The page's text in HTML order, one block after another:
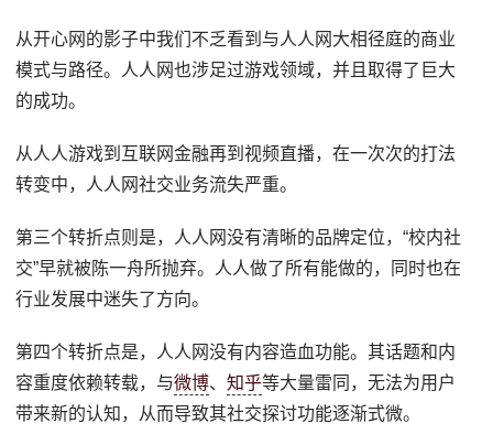
从开心网的影子中我们不乏看到与人人网大相径庭的商业
模式与路径。人人网也涉足过游戏领域，并且取得了巨大
的成功。
从人人游戏到互联网金融再到视频直播，在一次次的打法
转变中，人人网社交业务流失严重。
第三个转折点则是，人人网没有清晰的品牌定位，“校内社
交”早就被陈一舟所抛弃。人人做了所有能做的，同时也在
行业发展中迷失了方向。
第四个转折点是，人人网没有内容造血功能。其话题和内
容重度依赖转载，与微博、知乎等大量雷同，无法为用户
带来新的认知，从而导致其社交探讨功能逐渐式微。